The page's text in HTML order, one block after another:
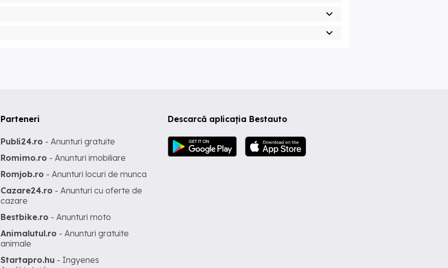
Descarcă aplicația Bestauto
Parteneri
Publi24.ro - Anunturi gratuite
Romimo.ro - Anunturi imobiliare
Romjob.ro - Anunturi locuri de munca
Cazare24.ro - Anunturi cu oferte de
cazare
Bestbike.ro - Anunturi moto
Animalutul.ro - Anunturi gratuite
animale
Startapro.hu - Ingyenes